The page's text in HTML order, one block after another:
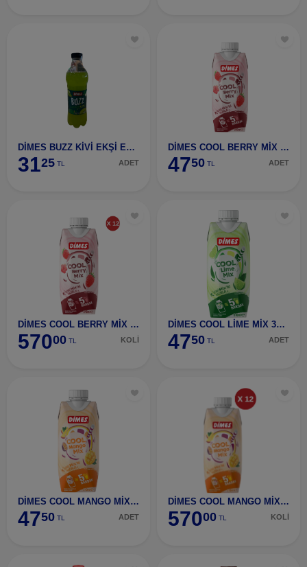
DİMES BUZZ KİVİ EKŞİ ELMA PET 1 LT
3125 TL ADET
DİMES COOL BERRY MİX 310 ML
4750 TL ADET
DİMES COOL BERRY MİX 310 ML 12 ADET
57000 TL KOLİ
DİMES COOL LİME MİX 310 ML
4750 TL ADET
DİMES COOL MANGO MİX 310 ML
4750 TL ADET
DİMES COOL MANGO MİX 310 ML 12 ADET
57000 TL KOLİ